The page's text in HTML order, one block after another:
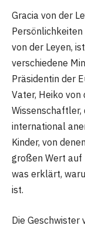
Gracia von der
von der Leyen,
verschiedene
Präsidentin der
Vater, Heiko von
international
Kinder, von
großen Wert auf
was erklärt,
ist.
Die Geschwister